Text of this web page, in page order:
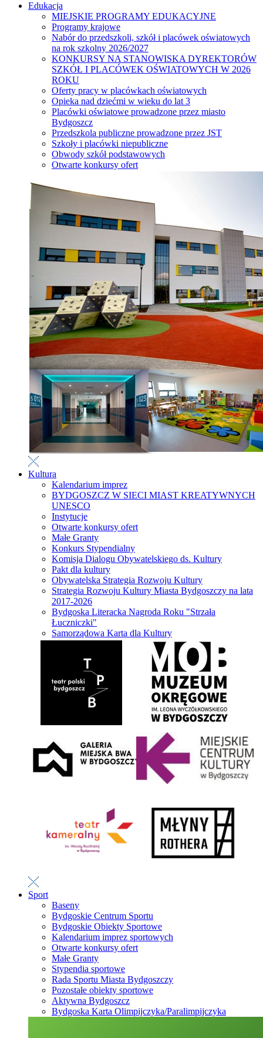
Edukacja
MIEJSKIE PROGRAMY EDUKACYJNE
Programy krajowe
Nabór do przedszkoli, szkół i placówek oświatowych
na rok szkolny 2026/2027
KONKURSY NA STANOWISKA DYREKTORÓW
SZKÓŁ I PLACÓWEK OŚWIATOWYCH W 2026
ROKU
Oferty pracy w placówkach oświatowych
Opieka nad dziećmi w wieku do lat 3
Placówki oświatowe prowadzone przez miasto
Bydgoszcz
Przedszkola publiczne prowadzone przez JST
Szkoły i placówki niepubliczne
Obwody szkół podstawowych
Otwarte konkursy ofert
Kultura
Kalendarium imprez
BYDGOSZCZ W SIECI MIAST KREATYWNYCH
UNESCO
Instytucje
Otwarte konkursy ofert
Małe Granty
Konkurs Stypendialny
Komisja Dialogu Obywatelskiego ds. Kultury
Pakt dla kultury
Obywatelska Strategia Rozwoju Kultury
Strategia Rozwoju Kultury Miasta Bydgoszczy na lata
2017-2026
Bydgoska Literacka Nagroda Roku "Strzała
Łuczniczki"
Samorządowa Karta dla Kultury
Sport
Baseny
Bydgoskie Centrum Sportu
Bydgoskie Obiekty Sportowe
Kalendarium imprez sportowych
Otwarte konkursy ofert
Małe Granty
Stypendia sportowe
Rada Sportu Miasta Bydgoszczy
Pozostałe obiekty sportowe
Aktywna Bydgoszcz
Bydgoska Karta Olimpijczyka/Paralimpijczyka